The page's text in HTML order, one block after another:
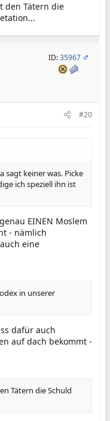
den Tätern die
ID:35967
#20
sagt keiner was. Picke
ich speziell ihn ist
EINEN Moslem
- nämlich
eine
in unserer
dafür auch
auf dach bekommt -
Tätern die Schuld